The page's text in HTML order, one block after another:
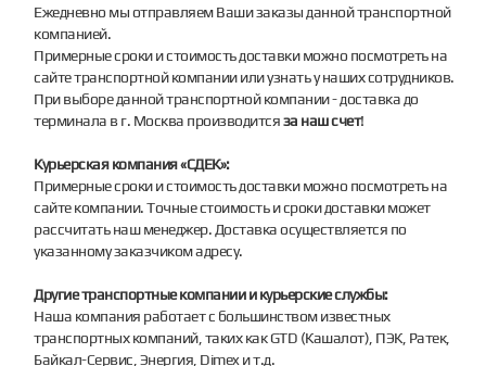
Ежедневно мы отправляем Ваши заказы данной транспортной
компанией.
Примерные сроки и стоимость доставки можно посмотреть на
сайте транспортной компании или узнать у наших сотрудников.
При выборе данной транспортной компании - доставка до
терминала в г. Москва производитсяза наш счет!
Курьерская компания «СДЕК»:
Примерные сроки и стоимость доставки можно посмотреть на
сайте компании. Точные стоимость и сроки доставки может
рассчитать наш менеджер. Доставка осуществляется по
указанному заказчиком адресу.
Другие транспортные компании и курьерские службы:
Наша компания работает с большинством известных
транспортных компаний, таких как GTD (Кашалот), ПЭК, Ратек,
Байкал-Сервис, Энергия, Dimex и т.д.